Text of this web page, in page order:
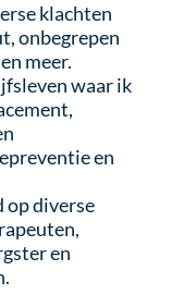
klachten
onbegrepen
meer.
waar ik
en
op diverse
en